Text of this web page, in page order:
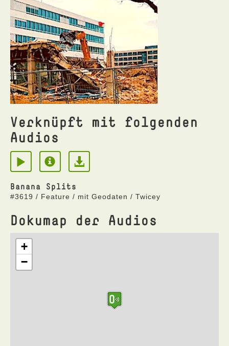
Verknüpft mit folgenden
Audios
Banana Splits
#3619 / Feature / mit Geodaten / Twicey
Dokumap der Audios